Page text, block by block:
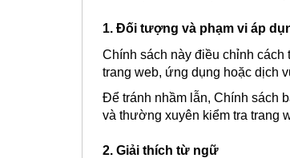
1. Đối tượng và phạm vi áp
Chính sách này điều chỉnh
trang web, ứng dụng hoặc dịch
Để tránh nhầm lẫn, Chính sách
và thường xuyên kiểm tra trang
2. Giải thích từ ngữ